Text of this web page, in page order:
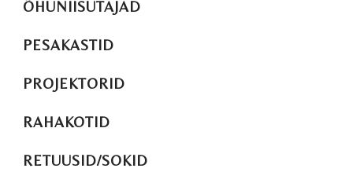
ÕHUNIISUTAJAD
PESAKASTID
PROJEKTORID
RAHAKOTID
RETUUSID/SOKID